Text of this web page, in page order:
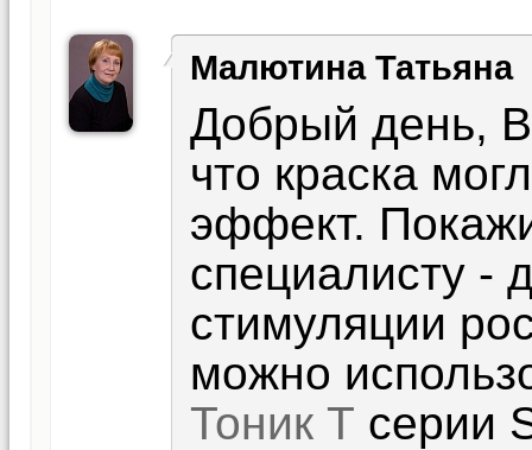
Малютина Татьяна
Добрый день,
что краcка
эффект.
специалисту -
стимуляции
можно
Тоник Т серии